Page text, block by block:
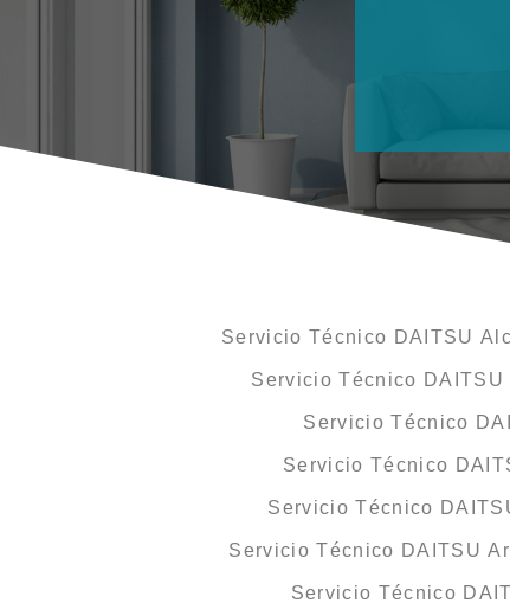
Servicio Técnico DAITSU
Servicio Técnico
Servicio Técnico
Servicio Técnico
Servicio Técnico
Servicio Técnico DAITSU
Servicio Técnico